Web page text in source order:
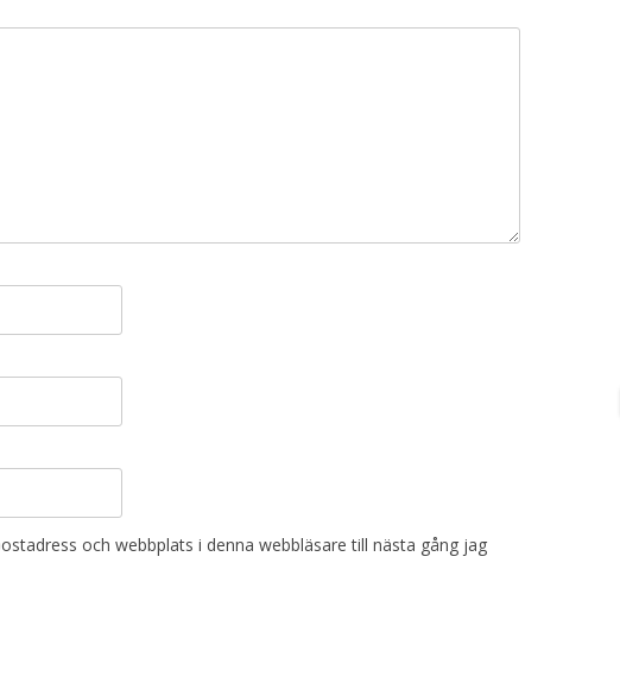
och webbplats i denna webbläsare till nästa gång jag